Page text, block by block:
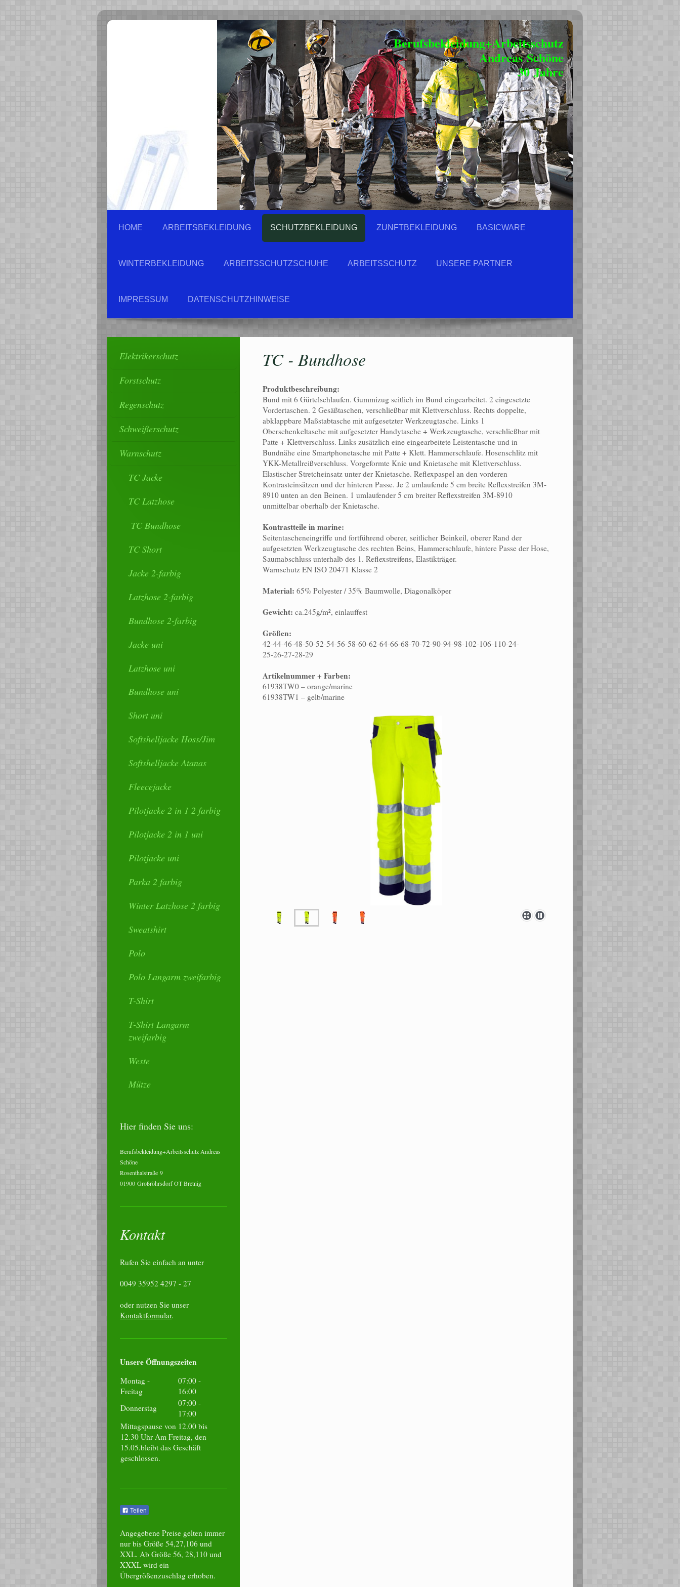
Berufsbekleidung+Arbeitsschutz
Andreas Schöne
30 Jahre
HOME ARBEITSBEKLEIDUNG SCHUTZBEKLEIDUNG ZUNFTBEKLEIDUNG BASICWARE
WINTERBEKLEIDUNG ARBEITSSCHUTZSCHUHE ARBEITSSCHUTZ UNSERE PARTNER
IMPRESSUM DATENSCHUTZHINWEISE
TC - Bundhose
Produktbeschreibung:
Bund mit 6 Gürtelschlaufen. Gummizug seitlich im Bund eingearbeitet. 2 eingesetzte
Vordertaschen. 2 Gesäßtaschen, verschließbar mit Klettverschluss. Rechts doppelte,
abklappbare Maßstabtasche mit aufgesetzter Werkzeugtasche. Links 1
Oberschenkeltasche mit aufgesetzter Handytasche + Werkzeugtasche, verschließbar mit
Patte + Klettverschluss. Links zusätzlich eine eingearbeitete Leistentasche und in
Bundnähe eine Smartphonetasche mit Patte + Klett. Hammerschlaufe. Hosenschlitz mit
YKK-Metallreißverschluss. Vorgeformte Knie und Knietasche mit Klettverschluss.
Elastischer Stretcheinsatz unter der Knietasche. Reflexpaspel an den vorderen
Kontrasteinsätzen und der hinteren Passe. Je 2 umlaufende 5 cm breite Reflexstreifen 3M-
8910 unten an den Beinen. 1 umlaufender 5 cm breiter Reflexstreifen 3M-8910
unmittelbar oberhalb der Knietasche.
Kontrastteile in marine:
Seitentascheneingriffe und fortführend oberer, seitlicher Beinkeil, oberer Rand der
aufgesetzten Werkzeugtasche des rechten Beins, Hammerschlaufe, hintere Passe der Hose,
Saumabschluss unterhalb des 1. Reflexstreifens, Elastikträger.
Warnschutz EN ISO 20471 Klasse 2
Material: 65% Polyester / 35% Baumwolle, Diagonalköper
Gewicht: ca.245g/m², einlauffest
Größen:
42-44-46-48-50-52-54-56-58-60-62-64-66-68-70-72-90-94-98-102-106-110-24-
25-26-27-28-29
Artikelnummer + Farben:
61938TW0 – orange/marine
61938TW1 – gelb/marine
Elektrikerschutz
Forstschutz
Regenschutz
Schweißerschutz
Warnschutz
TC Jacke
TC Latzhose
TC Bundhose
TC Short
Jacke 2-farbig
Latzhose 2-farbig
Bundhose 2-farbig
Jacke uni
Latzhose uni
Bundhose uni
Short uni
Softshelljacke Hoss/Jim
Softshelljacke Atanas
Fleecejacke
Pilotjacke 2 in 1 2 farbig
Pilotjacke 2 in 1 uni
Pilotjacke uni
Parka 2 farbig
Winter Latzhose 2 farbig
Sweatshirt
Polo
Polo Langarm zweifarbig
T-Shirt
T-Shirt Langarm
zweifarbig
Weste
Mütze
Hier finden Sie uns:
Berufsbekleidung+Arbeitsschutz Andreas
Schöne
Rosenthalstraße 9
01900 Großröhrsdorf OT Bretnig
Kontakt
Rufen Sie einfach an unter
0049 35952 4297 - 27
oder nutzen Sie unser
Kontaktformular.
Unsere Öffnungszeiten
Montag -
Freitag
07:00 -
16:00
Donnerstag
07:00 -
17:00
Mittagspause von 12.00 bis
12.30 Uhr Am Freitag, den
15.05.bleibt das Geschäft
geschlossen.
Teilen
Angegebene Preise gelten immer
nur bis Größe 54,27,106 und
XXL. Ab Größe 56, 28,110 und
XXXL wird ein
Übergrößenzuschlag erhoben.